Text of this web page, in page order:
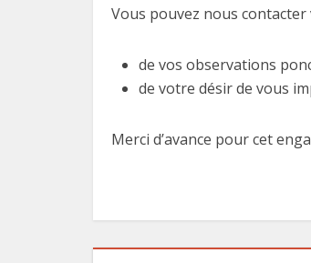
Vous pouvez nous
de vos observations
de votre désir de vous
Merci d’avance pour cet